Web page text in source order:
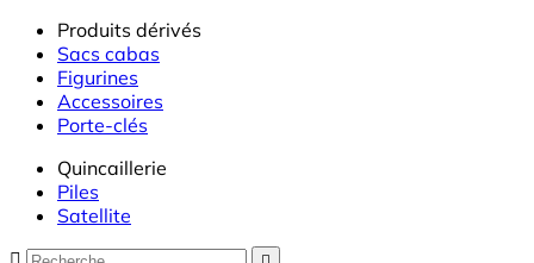
Produits dérivés
Sacs cabas
Figurines
Accessoires
Porte-clés
Quincaillerie
Piles
Satellite